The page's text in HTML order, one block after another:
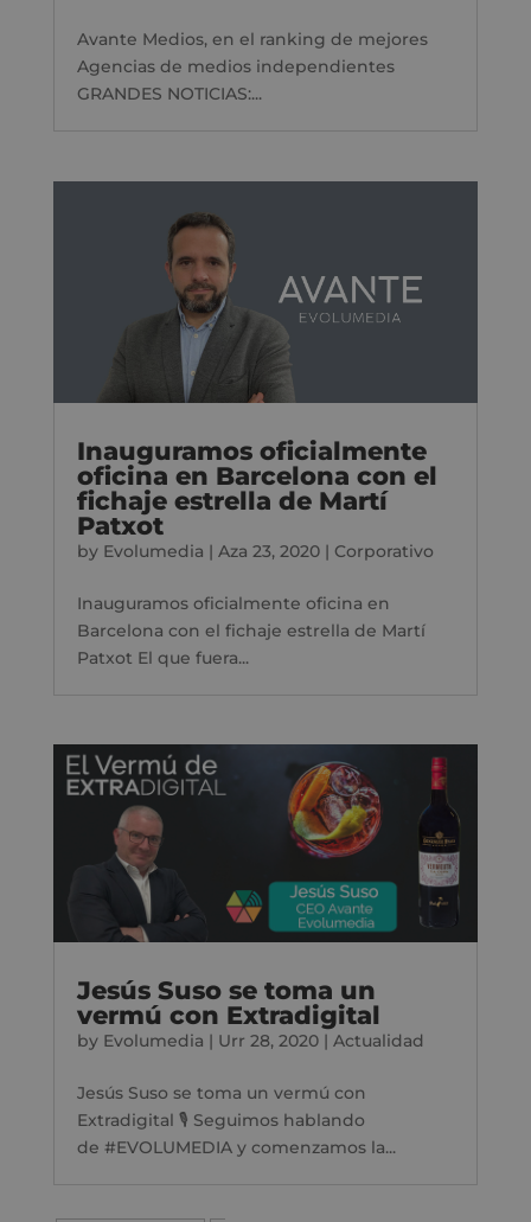
Avante Medios, en el ranking de mejores
Agencias de medios independientes
GRANDES NOTICIAS:...
Inauguramos oficialmente
oficina en Barcelona con el
fichaje estrella de Martí
Patxot
by Evolumedia | Aza 23, 2020| Corporativo
Inauguramos oficialmente oficina en
Barcelona con el fichaje estrella de Martí
Patxot El que fuera...
Jesús Suso se toma un
vermú con Extradigital
by Evolumedia | Urr 28, 2020| Actualidad
Jesús Suso se toma un vermú con
Extradigital 🎙 Seguimos hablando
de #EVOLUMEDIA y comenzamos la...